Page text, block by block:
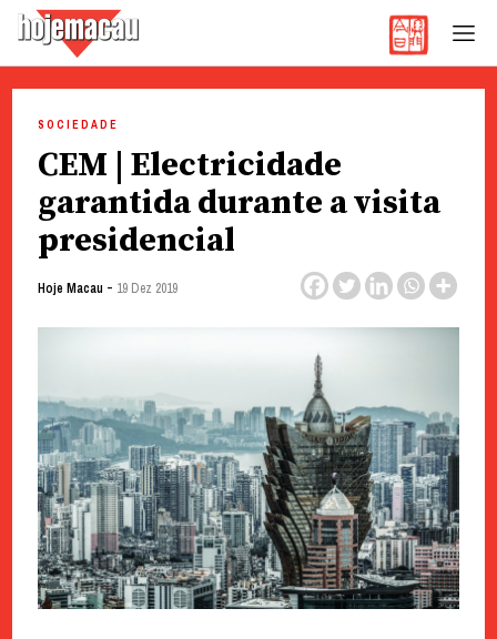
content
SOCIEDADE
CEM | Electricidade
garantida durante a visita
presidencial
Hoje Macau - 19 Dez 2019